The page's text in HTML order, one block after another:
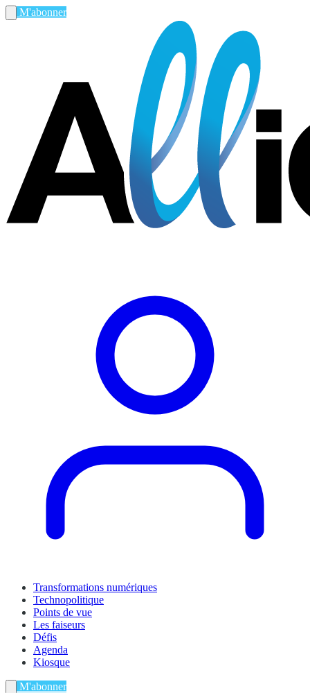
M'abonner
Transformations numériques
Technopolitique
Points de vue
Les faiseurs
Défis
Agenda
Kiosque
M'abonner